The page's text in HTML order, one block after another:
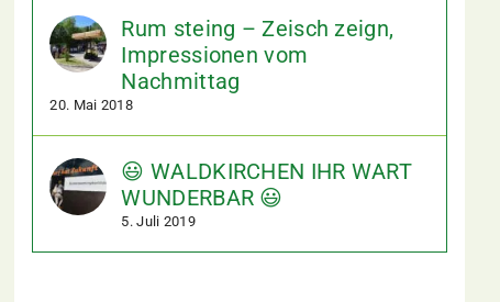
Rum steing – Zeisch zeign,
Impressionen vom
Nachmittag
20. Mai 2018
😃 WALDKIRCHEN IHR WART
WUNDERBAR 😃
5. Juli 2019